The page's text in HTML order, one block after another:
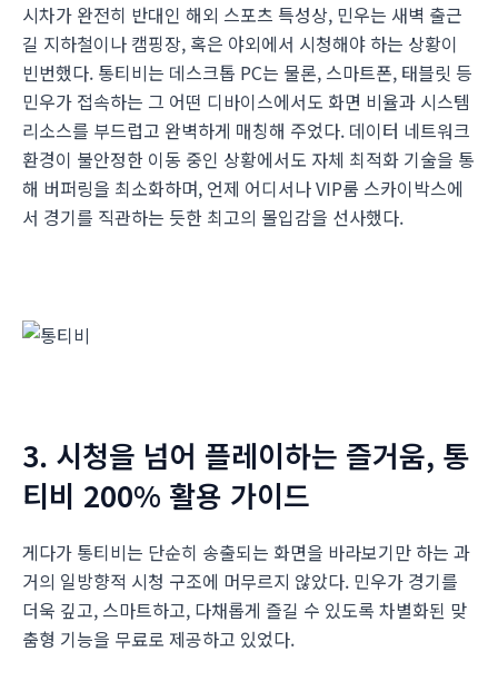
시차가 완전히 반대인 해외 스포츠 특성상, 민우는 새벽 출근
길 지하철이나 캠핑장, 혹은 야외에서 시청해야 하는 상황이
빈번했다. 통티비는 데스크톱 PC는 물론, 스마트폰, 태블릿 등
민우가 접속하는 그 어떤 디바이스에서도 화면 비율과 시스템
리소스를 부드럽고 완벽하게 매칭해 주었다. 데이터 네트워크
환경이 불안정한 이동 중인 상황에서도 자체 최적화 기술을 통
해 버퍼링을 최소화하며, 언제 어디서나 VIP룸 스카이박스에
서 경기를 직관하는 듯한 최고의 몰입감을 선사했다.
3. 시청을 넘어 플레이하는 즐거움, 통
티비 200% 활용 가이드
게다가 통티비는 단순히 송출되는 화면을 바라보기만 하는 과
거의 일방향적 시청 구조에 머무르지 않았다. 민우가 경기를
더욱 깊고, 스마트하고, 다채롭게 즐길 수 있도록 차별화된 맞
춤형 기능을 무료로 제공하고 있었다.